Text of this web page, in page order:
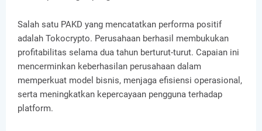
Salah satu PAKD yang mencatatkan performa positif
adalah Tokocrypto. Perusahaan berhasil membukukan
profitabilitas selama dua tahun berturut-turut. Capaian ini
mencerminkan keberhasilan perusahaan dalam
memperkuat model bisnis, menjaga efisiensi operasional,
serta meningkatkan kepercayaan pengguna terhadap
platform.